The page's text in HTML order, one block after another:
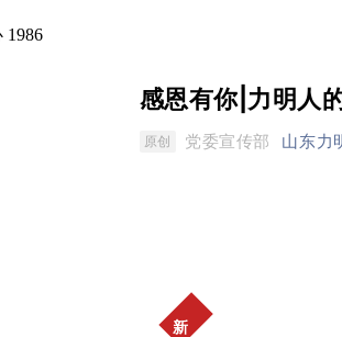
1986
感恩有你|力明人
原创 党委宣传部 山东力
新